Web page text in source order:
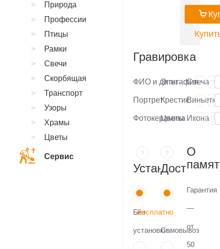
Гравировка
ФИО и даты ?
Портрет ?
Фотокерамика ?
Эпитафия ?
Крестик ?
Цветы ?
Свеча
Виньетка
Икона
?
Установка
Без
установки
?
Доставка
Бесплатно
Самовывоз
О
Гарантия
—
от
50
Природа
Профессии
Птицы
Рамки
Свечи
Скорбящая
Транспорт
Узоры
Храмы
Цветы
Сервис